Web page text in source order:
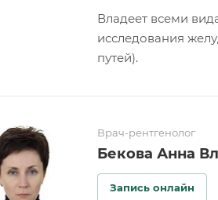
Владеет всеми
исследования
путей).
Врач-рентгенолог
Бекова Анна
Запись онлайн